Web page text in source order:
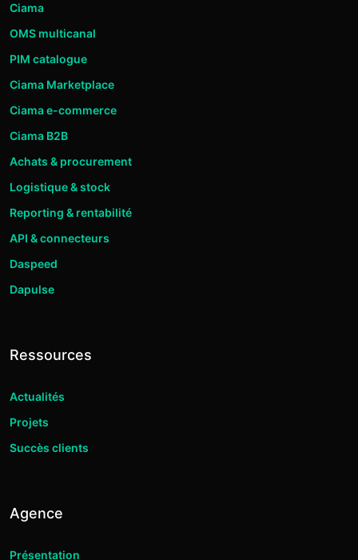
Ciama
OMS multicanal
PIM catalogue
Ciama Marketplace
Ciama e-commerce
Ciama B2B
Achats & procurement
Logistique & stock
Reporting & rentabilité
API & connecteurs
Daspeed
Dapulse
Ressources
Actualités
Projets
Succès clients
Agence
Présentation